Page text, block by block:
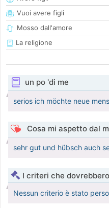
Vuoi avere figli
Mosso dall'amore
La religione
un po 'di me
serios ich möchte neue
Cosa mi aspetto dal
sehr gut und hübsch auch
I criteri che
Nessun criterio è stato